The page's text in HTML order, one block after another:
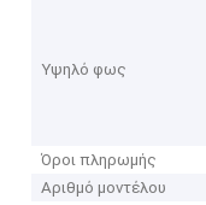
Υψηλό φως
Όροι πληρωμής
Αριθμό μοντέλου